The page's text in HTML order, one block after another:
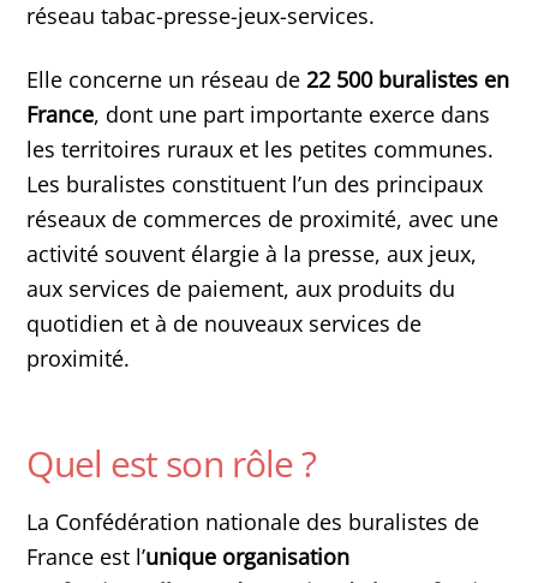
réseau tabac-presse-jeux-services.
Elle concerne un réseau de22 500 buralistes en
France, dont une part importante exerce dans
les territoires ruraux et les petites communes.
Les buralistes constituent l’un des principaux
réseaux de commerces de proximité, avec une
activité souvent élargie à la presse, aux jeux,
aux services de paiement, aux produits du
quotidien et à de nouveaux services de
proximité.
Quel est son rôle ?
La Confédération nationale des buralistes de
France est l’unique organisation